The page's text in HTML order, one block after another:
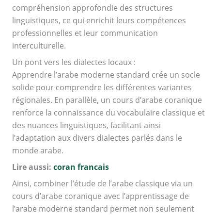
compréhension approfondie des structures
linguistiques, ce qui enrichit leurs compétences
professionnelles et leur communication
interculturelle.
Un pont vers les dialectes locaux :
Apprendre l’arabe moderne standard crée un socle
solide pour comprendre les différentes variantes
régionales. En parallèle, un cours d’arabe coranique
renforce la connaissance du vocabulaire classique et
des nuances linguistiques, facilitant ainsi
l’adaptation aux divers dialectes parlés dans le
monde arabe.
Lire aussi: coran francais
Ainsi, combiner l’étude de l’arabe classique via un
cours d’arabe coranique avec l’apprentissage de
l’arabe moderne standard permet non seulement